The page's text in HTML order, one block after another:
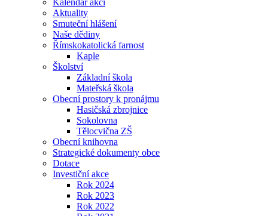
Kalendář akcí
Aktuality
Smuteční hlášení
Naše dědiny
Římskokatolická farnost
Kaple
Školství
Základní škola
Mateřská škola
Obecní prostory k pronájmu
Hasičská zbrojnice
Sokolovna
Tělocvična ZŠ
Obecní knihovna
Strategické dokumenty obce
Dotace
Investiční akce
Rok 2024
Rok 2023
Rok 2022